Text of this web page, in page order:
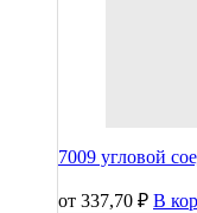
7009 угловой
от 337,70 ₽ В